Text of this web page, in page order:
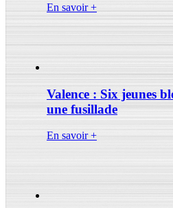
En savoir +
Valence : Six jeunes
une fusillade
En savoir +